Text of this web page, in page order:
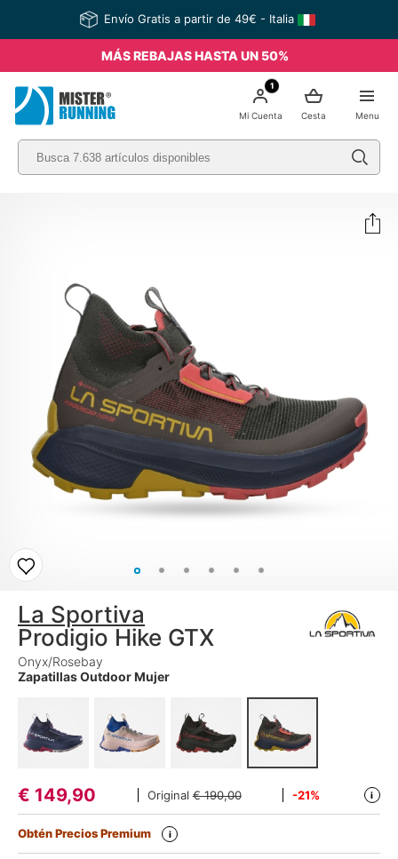
Envío Gratis a partir de 49€ - Italia
MÁS REBAJAS HASTA UN 50%
Menu
Cesta
1
Mi Cuenta
La Sportiva
Prodigio Hike GTX
Onyx/Rosebay
Zapatillas Outdoor Mujer
€ 149,90 Original€ 190,00 -21% i
Obtén Precios Premium i